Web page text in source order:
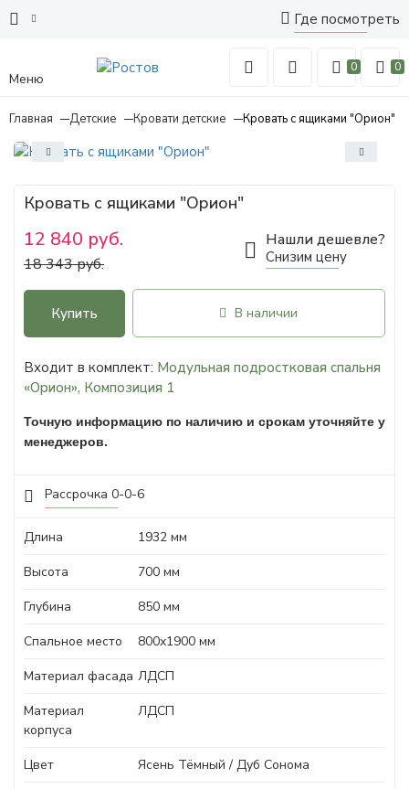
Где посмотреть
Меню
0 0
Главная Детские Кровати детские Кровать с ящиками "Орион"
Рассрочка 0-0-6
Кровать с ящиками "Орион"
12 840 руб.
18 343 руб.
Нашли дешевле?
Снизим цену
Купить В наличии
Входит в комплект: Модульная подростковая спальня
«Орион», Композиция 1
Точную информацию по наличию и срокам уточняйте у
менеджеров.
Длина
1932 мм
Высота
700 мм
Глубина
850 мм
Спальное место
800x1900 мм
Материал фасада ЛДСП
Материал
корпуса
ЛДСП
Цвет Ясень Тёмный / Дуб Сонома